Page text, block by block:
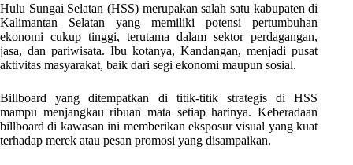
Hulu Sungai Selatan (HSS) merupakan salah satu kabupaten di
Kalimantan Selatan yang memiliki potensi pertumbuhan
ekonomi cukup tinggi, terutama dalam sektor perdagangan,
jasa, dan pariwisata. Ibu kotanya, Kandangan, menjadi pusat
aktivitas masyarakat, baik dari segi ekonomi maupun sosial.
Billboard yang ditempatkan di titik-titik strategis di HSS
mampu menjangkau ribuan mata setiap harinya. Keberadaan
billboard di kawasan ini memberikan eksposur visual yang kuat
terhadap merek atau pesan promosi yang disampaikan.